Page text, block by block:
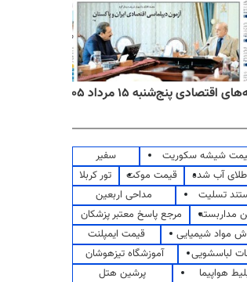
صبح پنج‌شنبه ۱۵ مرداد ۱۴۰۵
شیشه سکوریت
سفیر
آب شده
قیمت موکت
تور کربلا
تسلیت
مداحی اربعین
مداربسته
مرجع پاسخ معتبر پزشکان
مواد شیمیایی
قیمت ایمپلنت
لباسشویی
آموزشگاه تیزهوشان
هواپیما
پرشین هتل